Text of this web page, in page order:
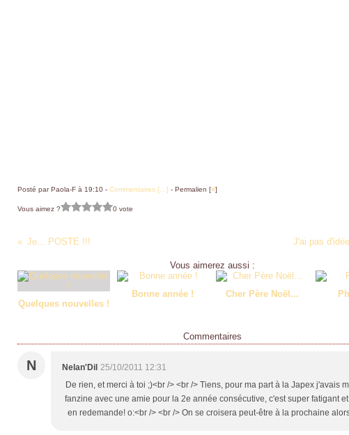
Posté par Paola-F à 19:10 - Commentaires [ ] - Permalien [#]
Vous aimez ? 0 vote
Je... POSTE !!! J'ai pas
Vous aimerez aussi :
Quelques nouvelles !
Bonne année ! Cher Père Noël...
Commentaires
N Nelan'Dil 25/10/2011 12:31
De rien, et merci à toi ;)<br /> <br /> Tiens, pour ma part à la Japex j'avais
fanzine avec une amie pour la 2e année consécutive, c'est super fatigant
en redemande! o:<br /> <br /> On se croisera peut-être à la prochaine